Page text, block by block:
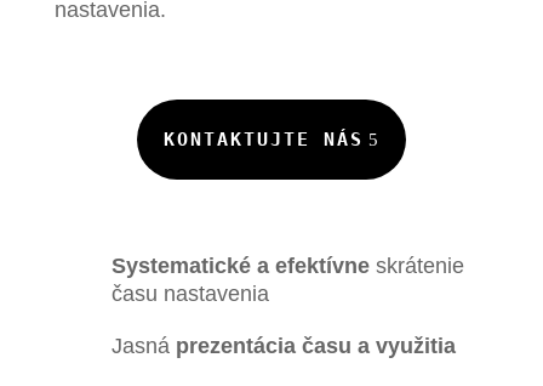
nastavenia.
KONTAKTUJTE NÁS
Systematické a efektívneskrátenie
času nastavenia
Jasná prezentácia času a využitia